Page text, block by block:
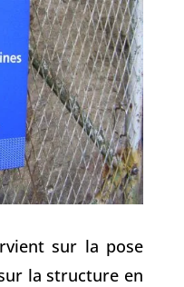
sur la pose
la structure en